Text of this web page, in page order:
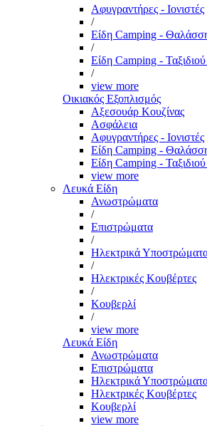
Αφυγραντήρες - Ιονιστές
/
Είδη Camping -
/
Είδη Camping -
/
view more
Οικιακός Εξοπλισμός
Αξεσουάρ Κουζίνας
Ασφάλεια
Αφυγραντήρες - Ιονιστές
Είδη Camping -
Είδη Camping -
view more
Λευκά Είδη
Ανωστρώματα
/
Επιστρώματα
/
Ηλεκτρικά
/
Ηλεκτρικές Κουβέρτες
/
Κουβερλί
/
view more
Λευκά Είδη
Ανωστρώματα
Επιστρώματα
Ηλεκτρικά
Ηλεκτρικές Κουβέρτες
Κουβερλί
view more